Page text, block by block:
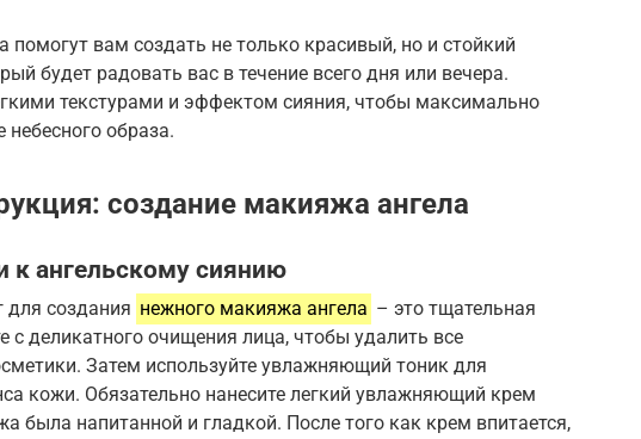
помогут вам создать не только красивый, но и стойкий
будет радовать вас в течение всего дня или вечера.
текстурами и эффектом сияния, чтобы максимально
небесного образа.
создание макияжа ангела
к ангельскому сиянию
создания нежного макияжа ангела – это тщательная
с деликатного очищения лица, чтобы удалить все
Затем используйте увлажняющий тоник для
кожи. Обязательно нанесите легкий увлажняющий крем
была напитанной и гладкой. После того как крем впитается,